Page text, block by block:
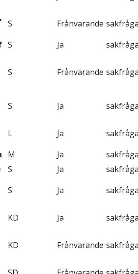
S Frånvarande
S Ja
S Frånvarande
S Ja
L Ja
M Ja
S Ja
S Ja
KD Ja
KD Frånvarande